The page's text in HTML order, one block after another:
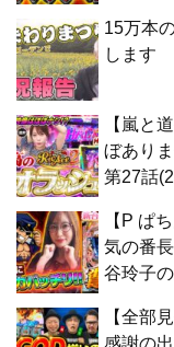
15万本
します
【嵐と
ぼあり
第27話
【P ぱ
気の番
谷玲子
【全部